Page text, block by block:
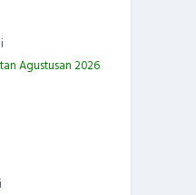
Agustusan 2026